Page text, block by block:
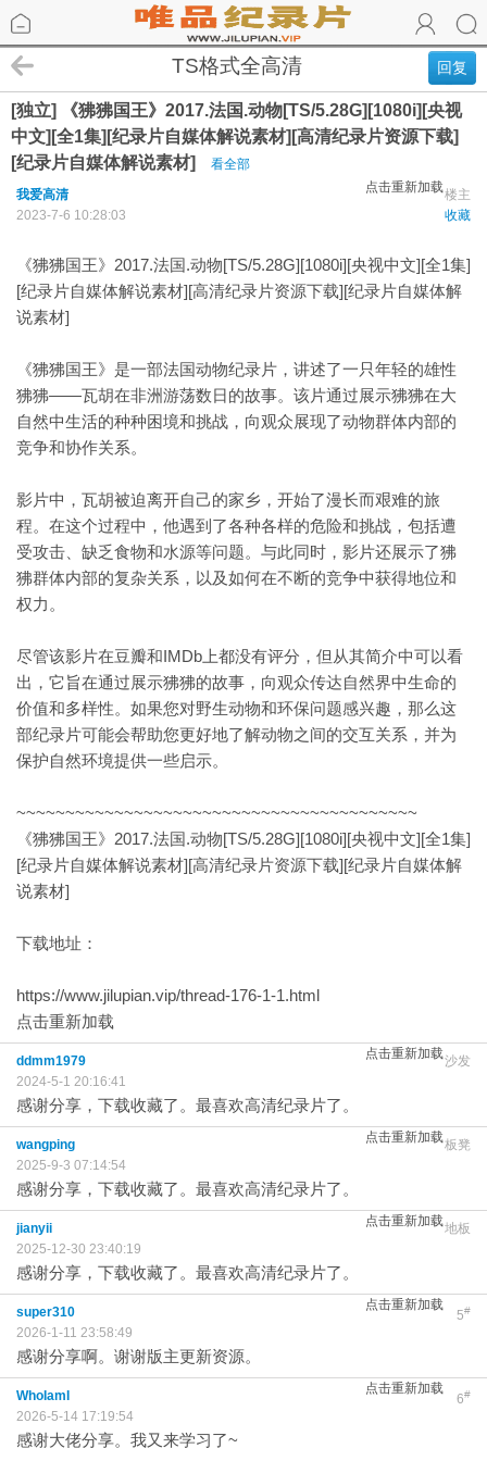
回复
TS格式全高清
[独立] 《狒狒国王》2017.法国.动物[TS/5.28G][1080i][央视
中文][全1集][纪录片自媒体解说素材][高清纪录片资源下载]
[纪录片自媒体解说素材]
看全部
点击重新加载楼主
我爱高清
收藏
2023-7-6 10:28:03
《狒狒国王》2017.法国.动物[TS/5.28G][1080i][央视中文][全1集]
[纪录片自媒体解说素材][高清纪录片资源下载][纪录片自媒体解
说素材]
《狒狒国王》是一部法国动物纪录片，讲述了一只年轻的雄性
狒狒——瓦胡在非洲游荡数日的故事。该片通过展示狒狒在大
自然中生活的种种困境和挑战，向观众展现了动物群体内部的
竞争和协作关系。
影片中，瓦胡被迫离开自己的家乡，开始了漫长而艰难的旅
程。在这个过程中，他遇到了各种各样的危险和挑战，包括遭
受攻击、缺乏食物和水源等问题。与此同时，影片还展示了狒
狒群体内部的复杂关系，以及如何在不断的竞争中获得地位和
权力。
尽管该影片在豆瓣和IMDb上都没有评分，但从其简介中可以看
出，它旨在通过展示狒狒的故事，向观众传达自然界中生命的
价值和多样性。如果您对野生动物和环保问题感兴趣，那么这
部纪录片可能会帮助您更好地了解动物之间的交互关系，并为
保护自然环境提供一些启示。
~~~~~~~~~~~~~~~~~~~~~~~~~~~~~~~~~~~~~~~~~
《狒狒国王》2017.法国.动物[TS/5.28G][1080i][央视中文][全1集]
[纪录片自媒体解说素材][高清纪录片资源下载][纪录片自媒体解
说素材]
下载地址：
https://www.jilupian.vip/thread-176-1-1.html
点击重新加载
点击重新加载沙发
ddmm1979
2024-5-1 20:16:41
感谢分享，下载收藏了。最喜欢高清纪录片了。
点击重新加载板凳
wangping
2025-9-3 07:14:54
感谢分享，下载收藏了。最喜欢高清纪录片了。
点击重新加载地板
jianyii
2025-12-30 23:40:19
感谢分享，下载收藏了。最喜欢高清纪录片了。
点击重新加载
5#
super310
2026-1-11 23:58:49
感谢分享啊。谢谢版主更新资源。
点击重新加载
6#
WhoIamI
2026-5-14 17:19:54
感谢大佬分享。我又来学习了~